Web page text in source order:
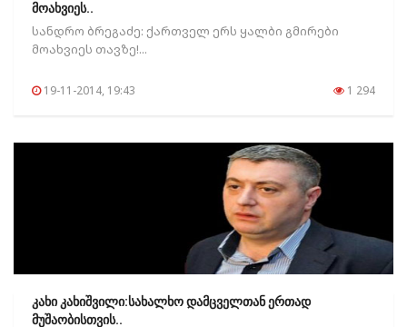
მოახვიეს..
სანდრო ბრეგაძე: ქართველ ერს ყალბი გმირები
მოახვიეს თავზე!...
19-11-2014, 19:43 1 294
კახი კახიშვილი:სახალხო დამცველთან ერთად
მუშაობისთვის..